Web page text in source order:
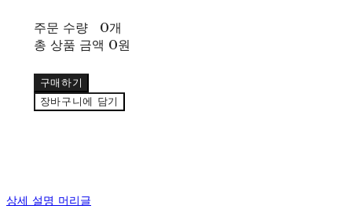
주문 수량
0개
총 상품 금액 0원
구매하기
장바구니에 담기
상세 설명 머리글